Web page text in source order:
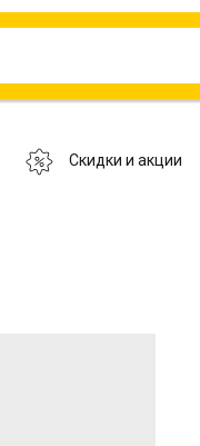
Скидки и акции